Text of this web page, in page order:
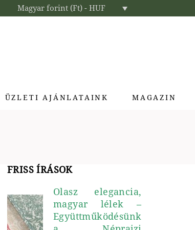
Magyar forint (Ft) - HUF
ÜZLETI AJÁNLATAINK
Szállodai kozmetikumok
MAGAZIN
FRISS ÍRÁSOK
Olasz elegancia,
magyar lélek –
Együttműködésünk